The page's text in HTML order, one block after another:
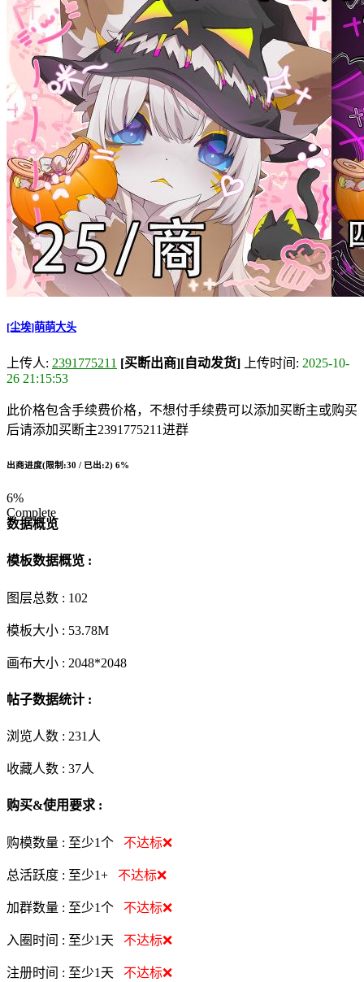
[尘埃]萌萌大头
上传人: 2391775211 [买断出商][自动发货] 上传时间: 2025-10-
26 21:15:53
此价格包含手续费价格，不想付手续费可以添加买断主或购买
后请添加买断主2391775211进群
出商进度(限制:30 / 已出:2) 6%
6%
Complete
数据概览
模板数据概览 :
图层总数 : 102
模板大小 : 53.78M
画布大小 : 2048*2048
帖子数据统计 :
浏览人数 : 231人
收藏人数 : 37人
购买&使用要求 :
购模数量 : 至少1个 不达标❌
总活跃度 : 至少1+ 不达标❌
加群数量 : 至少1个 不达标❌
入圈时间 : 至少1天 不达标❌
注册时间 : 至少1天 不达标❌